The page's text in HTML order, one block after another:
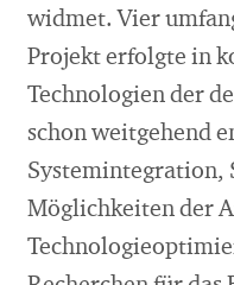
widmet. Vier
Projekt erfolgte in
Technologien der
schon weitgehend
Systemintegration,
Möglichkeiten der